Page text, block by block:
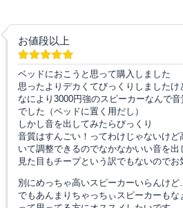
お値段以上
ベッドにおこうと思って購入しました
思ったよりデカくてびっくりしましたけ
なにより3000円強のスピーカーなんで
でした（ベッドに置く用だし）
しかし音を出してみたらびっくり
音質はすんごい！ってわけじゃないけど
いて調整できるのでなかなかいい音を出
見た目もチープという訳でもないのでお
別にめっちゃ高いスピーカーいらんけど
でもあんまりちゃっちぃスピーカーもな